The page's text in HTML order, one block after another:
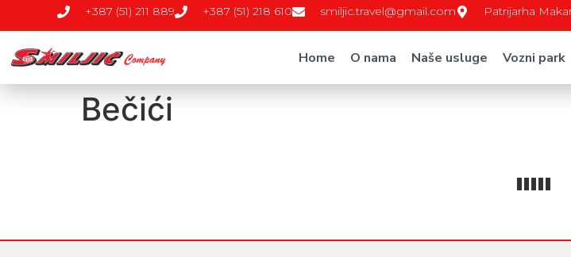
+387 (51) 211 889 +387 (51) 218 610 smiljic.travel@gmail.com Patrijarha
Home O nama Naše usluge Vozni park
Bečići